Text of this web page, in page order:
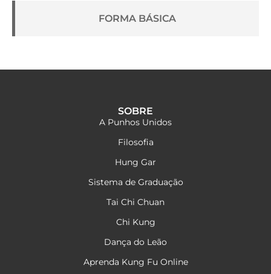
FORMA BÁSICA
SOBRE
A Punhos Unidos
Filosofia
Hung Gar
Sistema de Graduação
Tai Chi Chuan
Chi Kung
Dança do Leão
Aprenda Kung Fu Online